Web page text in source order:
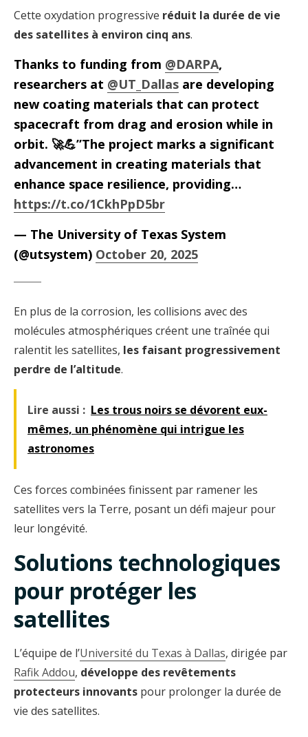
Cette oxydation progressive réduit la durée de vie
des satellites à environ cinq ans.
Thanks to funding from @DARPA,
researchers at @UT_Dallas are developing
new coating materials that can protect
spacecraft from drag and erosion while in
orbit. 🚀💪”The project marks a significant
advancement in creating materials that
enhance space resilience, providing…
https://t.co/1CkhPpD5br
— The University of Texas System
(@utsystem) October 20, 2025
En plus de la corrosion, les collisions avec des
molécules atmosphériques créent une traînée qui
ralentit les satellites, les faisant progressivement
perdre de l’altitude.
Lire aussi : Les trous noirs se dévorent eux-
mêmes, un phénomène qui intrigue les
astronomes
Ces forces combinées finissent par ramener les
satellites vers la Terre, posant un défi majeur pour
leur longévité.
Solutions technologiques
pour protéger les
satellites
L’équipe de l’Université du Texas à Dallas, dirigée par
Rafik Addou, développe des revêtements
protecteurs innovants pour prolonger la durée de
vie des satellites.